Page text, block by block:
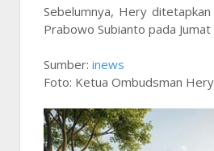
Sebelumnya, Hery
Prabowo Subianto pada
Sumber: inews
Foto: Ketua Ombudsman